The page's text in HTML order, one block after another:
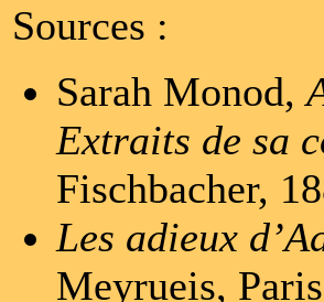
Sources :
Sarah Monod,
Extraits de sa
Fischbacher,
Les adieux
Meyrueis,